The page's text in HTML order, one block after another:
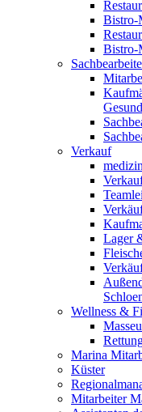
Bistro-
Bistro-
Verkauf
Lager
Wellness &
Marina
Küster
Mitarbeiter